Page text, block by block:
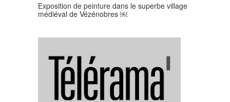
Exposition de peinture dans le superbe village
médiéval de Vézénobres ￼